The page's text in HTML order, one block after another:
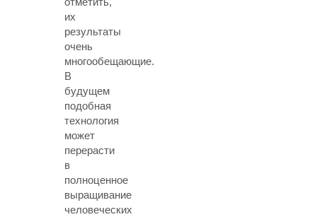
их
результаты
очень
многообещающие.
В
будущем
подобная
технология
может
перерасти
в
полноценное
выращивание
человеческих